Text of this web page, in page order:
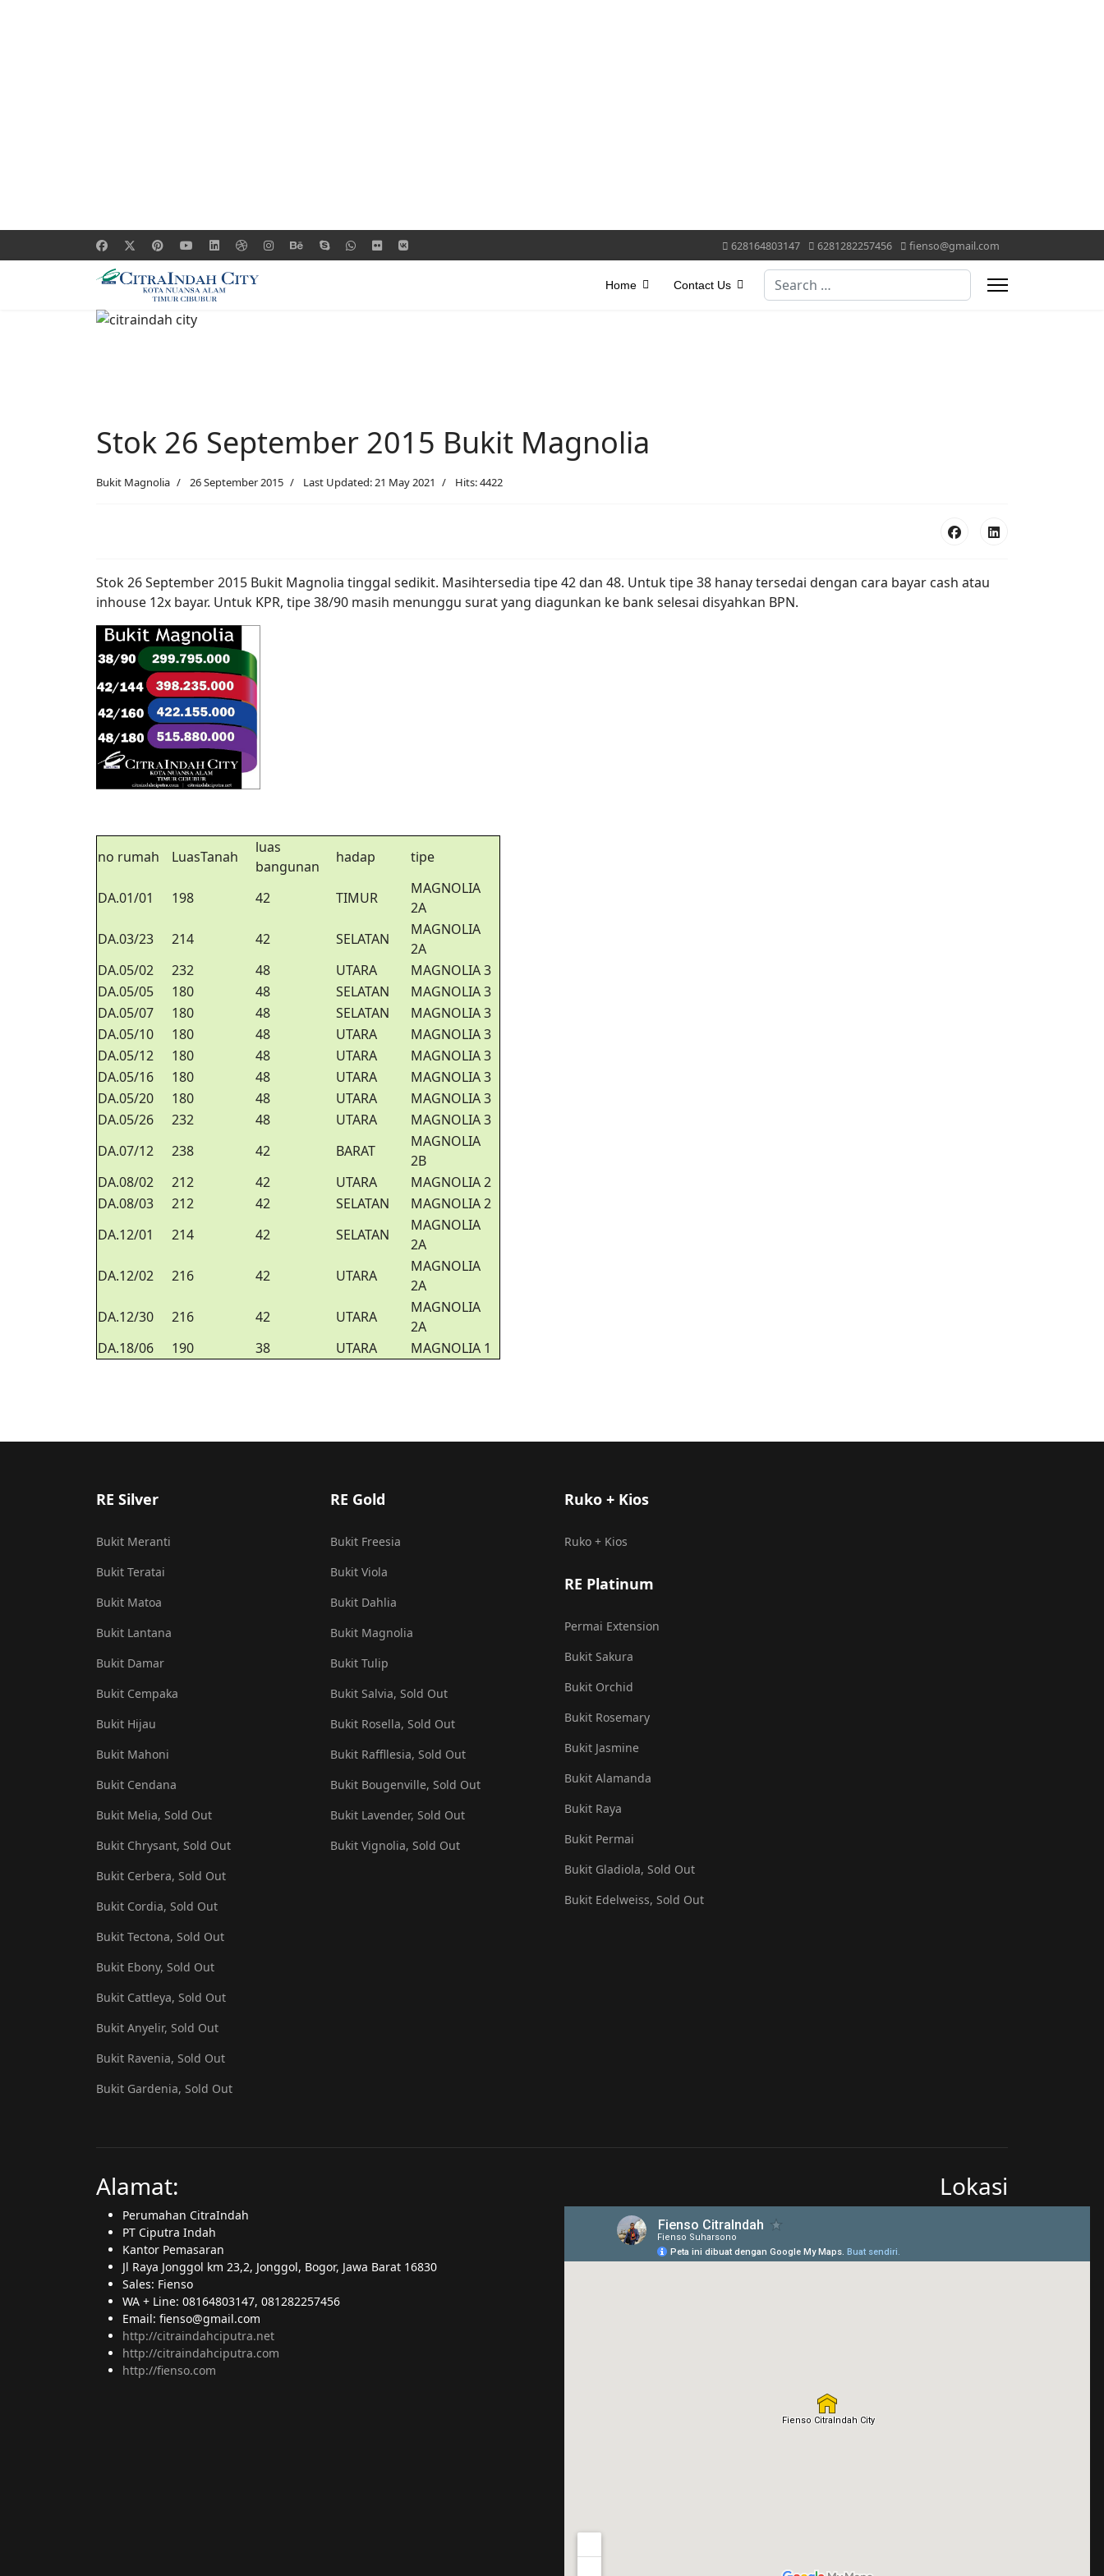
628164803147 6281282257456 fienso@gmail.com
Home Contact Us Search
Stok 26 September 2015 Bukit Magnolia
Bukit Magnolia 26 September 2015 Last Updated: 21 May 2021 Hits: 4422
Stok 26 September 2015 Bukit Magnolia tinggal sedikit. Masihtersedia tipe 42 dan 48. Untuk tipe 38 hanay tersedai dengan cara bayar cash atau
inhouse 12x bayar. Untuk KPR, tipe 38/90 masih menunggu surat yang diagunkan ke bank selesai disyahkan BPN.
no rumah LuasTanah
luas
bangunan
hadap tipe
DA.01/01 198 42 TIMUR
MAGNOLIA
2A
DA.03/23
214 42 SELATAN
MAGNOLIA
2A
DA.05/02
232 48 UTARA
MAGNOLIA 3
DA.05/05
180 48 SELATAN
MAGNOLIA 3
DA.05/07
180 48 SELATAN
MAGNOLIA 3
DA.05/10
180 48 UTARA
MAGNOLIA 3
DA.05/12
180 48 UTARA
MAGNOLIA 3
DA.05/16
180 48 UTARA
MAGNOLIA 3
DA.05/20
180 48 UTARA
MAGNOLIA 3
DA.05/26
232 48 UTARA
MAGNOLIA 3
DA.07/12
238 42 BARAT
MAGNOLIA
2B
DA.08/02
212 42 UTARA
MAGNOLIA 2
DA.08/03
212 42 SELATAN
MAGNOLIA 2
DA.12/01
214 42 SELATAN
MAGNOLIA
2A
DA.12/02
216 42 UTARA
MAGNOLIA
2A
DA.12/30
216 42 UTARA
MAGNOLIA
2A
DA.18/06
190 38 UTARA MAGNOLIA 1
RE Silver
Bukit Meranti
Bukit Teratai
Bukit Matoa
Bukit Lantana
Bukit Damar
Bukit Cempaka
Bukit Hijau
Bukit Mahoni
Bukit Cendana
Bukit Melia, Sold Out
Bukit Chrysant, Sold Out
Bukit Cerbera, Sold Out
Bukit Cordia, Sold Out
Bukit Tectona, Sold Out
Bukit Ebony, Sold Out
Bukit Cattleya, Sold Out
Bukit Anyelir, Sold Out
Bukit Ravenia, Sold Out
Bukit Gardenia, Sold Out
RE Gold
Bukit Freesia
Bukit Viola
Bukit Dahlia
Bukit Magnolia
Bukit Tulip
Bukit Salvia, Sold Out
Bukit Rosella, Sold Out
Bukit Raffllesia, Sold Out
Bukit Bougenville, Sold Out
Bukit Lavender, Sold Out
Bukit Vignolia, Sold Out
Ruko + Kios
Ruko + Kios
RE Platinum
Permai Extension
Bukit Sakura
Bukit Orchid
Bukit Rosemary
Bukit Jasmine
Bukit Alamanda
Bukit Raya
Bukit Permai
Bukit Gladiola, Sold Out
Bukit Edelweiss, Sold Out
Alamat:
Perumahan CitraIndah
PT Ciputra Indah
Kantor Pemasaran
Jl Raya Jonggol km 23,2, Jonggol, Bogor, Jawa Barat 16830
Sales: Fienso
WA + Line: 08164803147, 081282257456
Email: fienso@gmail.com
http://citraindahciputra.net
http://citraindahciputra.com
http://fienso.com
Lokasi